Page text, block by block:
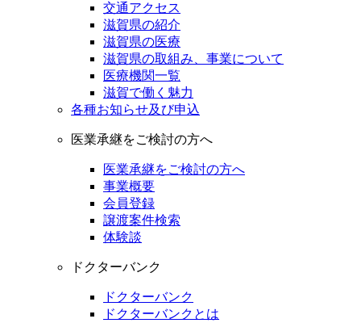
交通アクセス
滋賀県の紹介
滋賀県の医療
滋賀県の取組み、事業について
医療機関一覧
滋賀で働く魅力
各種お知らせ及び申込
医業承継をご検討の方へ
医業承継をご検討の方へ
事業概要
会員登録
譲渡案件検索
体験談
ドクターバンク
ドクターバンク
ドクターバンクとは